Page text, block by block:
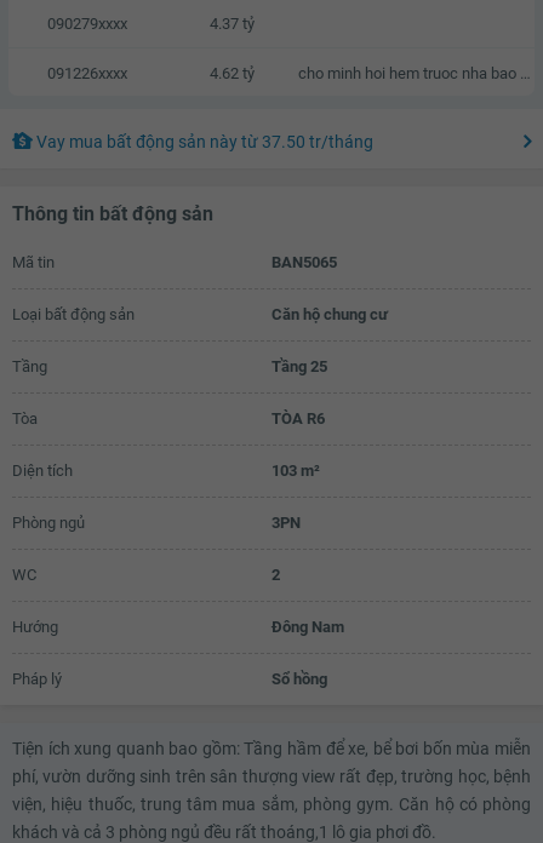
090279xxxx 4.37 tỷ
091226xxxx 4.62 tỷ
Vay mua bất động sản nàytừ 37.50 tr/tháng
Thông tin bất động sản
Mã tin BAN5065
Loại bất động sản Căn hộ chung cư
Tầng Tầng 25
Tòa TÒA R6
Diện tích 103 m²
Phòng ngủ 3PN
WC 2
Hướng Đông Nam
Pháp lý Sổ hồng
Tiện ích xung quanh bao gồm: Tầng hầm để xe, bể bơi bốn mùa miễn
phí, vườn dưỡng sinh trên sân thượng view rất đẹp, trường học, bệnh
viện, hiệu thuốc, trung tâm mua sắm, phòng gym. Căn hộ có phòng
khách và cả 3 phòng ngủ đều rất thoáng,1 lô gia phơi đồ.